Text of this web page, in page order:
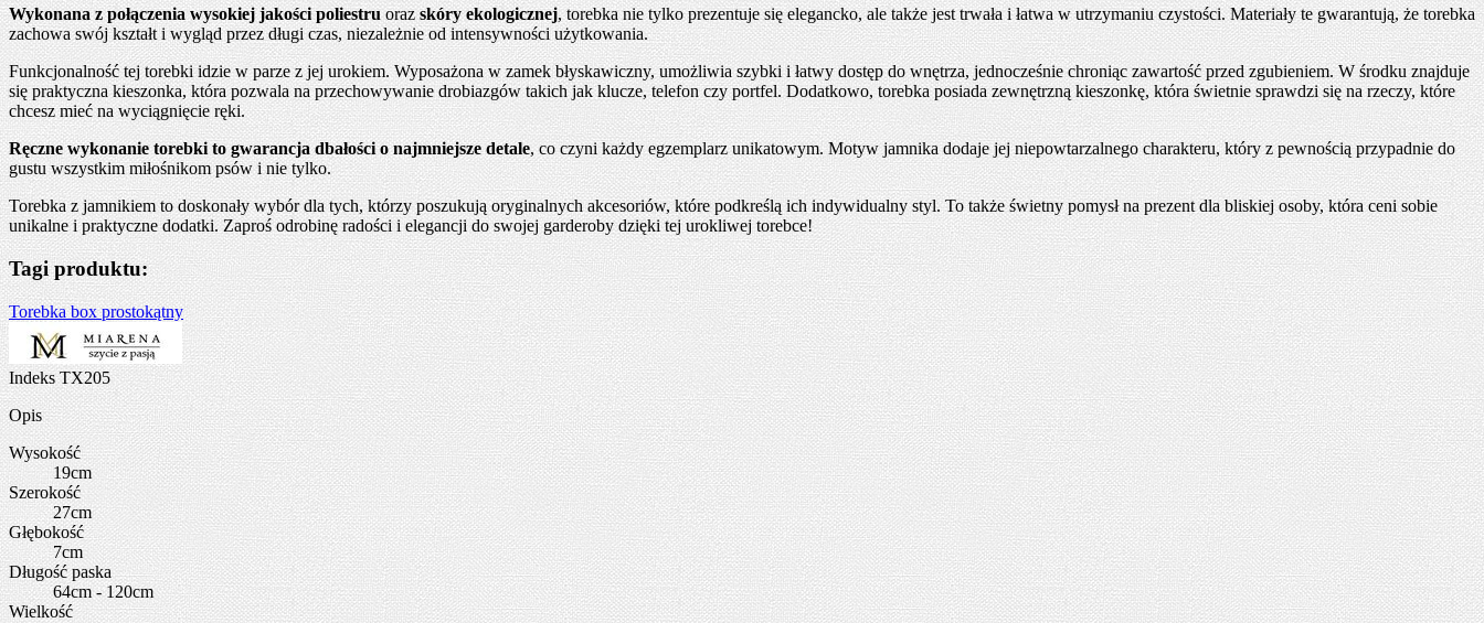
Wykonana z połączenia wysokiej jakości poliestruorazskóry ekologicznej, torebka nie tylko prezentuje się elegancko, ale także jest trwała i łatwa w utrzymaniu czystości. Materiały te gwarantują, że torebka
zachowa swój kształt i wygląd przez długi czas, niezależnie od intensywności użytkowania.
Funkcjonalność tej torebki idzie w parze z jej urokiem. Wyposażona w zamek błyskawiczny, umożliwia szybki i łatwy dostęp do wnętrza, jednocześnie chroniąc zawartość przed zgubieniem. W środku znajduje
się praktyczna kieszonka, która pozwala na przechowywanie drobiazgów takich jak klucze, telefon czy portfel. Dodatkowo, torebka posiada zewnętrzną kieszonkę, która świetnie sprawdzi się na rzeczy, które
chcesz mieć na wyciągnięcie ręki.
Ręczne wykonanie torebki to gwarancja dbałości o najmniejsze detale, co czyni każdy egzemplarz unikatowym. Motyw jamnika dodaje jej niepowtarzalnego charakteru, który z pewnością przypadnie do
gustu wszystkim miłośnikom psów i nie tylko.
Torebka z jamnikiem to doskonały wybór dla tych, którzy poszukują oryginalnych akcesoriów, które podkreślą ich indywidualny styl. To także świetny pomysł na prezent dla bliskiej osoby, która ceni sobie
unikalne i praktyczne dodatki. Zaproś odrobinę radości i elegancji do swojej garderoby dzięki tej urokliwej torebce!
Tagi produktu:
Torebka box prostokątny
IndeksTX205
Opis
Wysokość
19cm
Szerokość
27cm
Głębokość
7cm
Długość paska
64cm - 120cm
Wielkość